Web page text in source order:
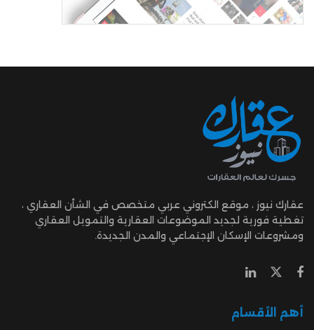
عقارك نيوز ، موقع الكتروني عربي متخصص في الشأن العقاري ،
تغطية فورية لجديد الموضوعات العقارية والتمويل العقاري
ومشروعات الإسكان الإجتماعي والمدن الجديدة.
أهم الأقسام